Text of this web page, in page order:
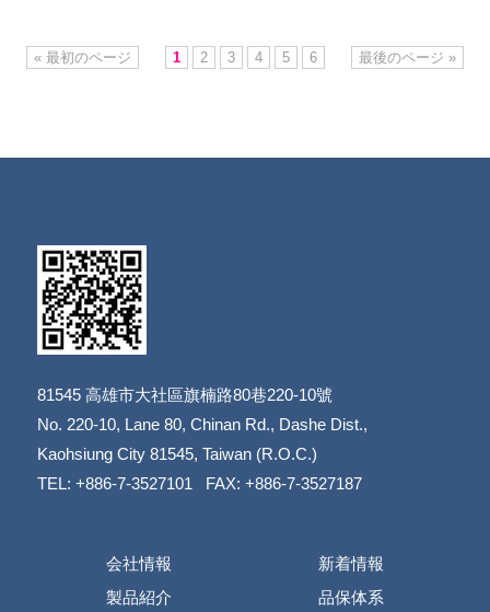
« 最初のページ 1 2 3 4 5 6 最後のページ »
81545高雄市大社區旗楠路80巷220-10號
​​​​​​​No. 220-10, Lane 80, Chinan Rd., Dashe Dist.,
​​​​​​​Kaohsiung City 81545, Taiwan (R.O.C.)
TEL: +886-7-3527101 FAX: +886-7-3527187
会社情報
新着情報
製品紹介
品保体系